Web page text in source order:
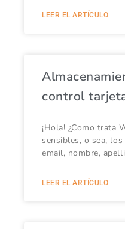
LEER EL ARTÍCULO
control
¡Hola! ¿Como trata
sensibles, o sea,
email, nombre,
LEER EL ARTÍCULO